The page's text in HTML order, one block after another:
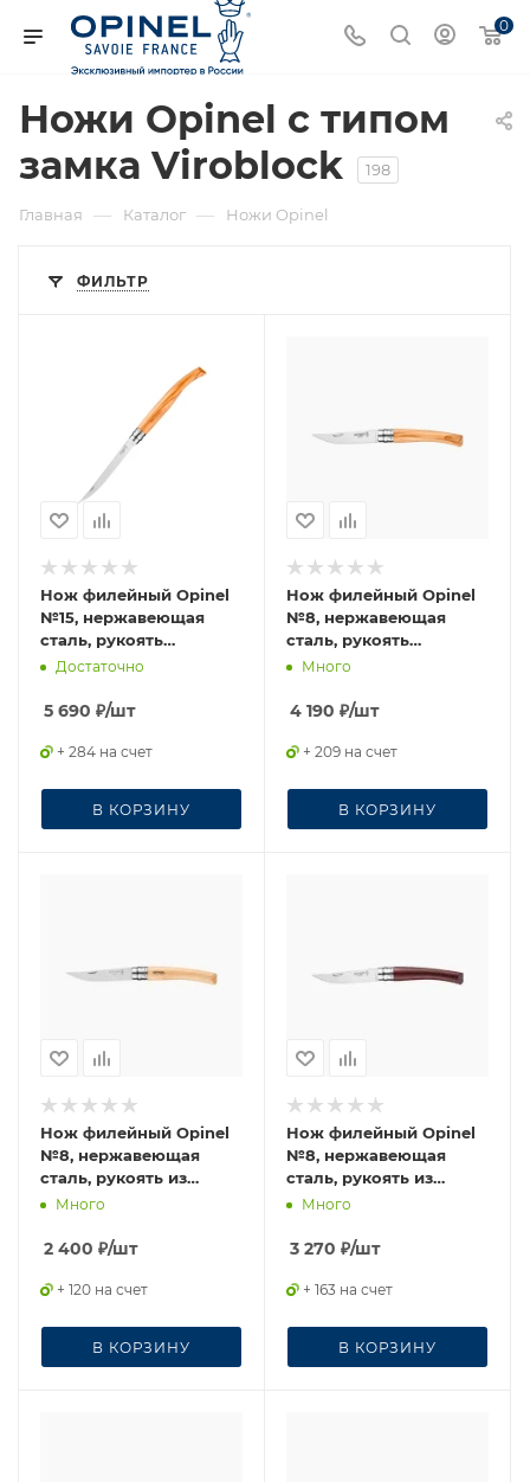
0
Ножи Opinel с типом
замка Viroblock
198
Главная — Каталог — Ножи Opinel
ФИЛЬТР
Нож филейный Opinel
№15, нержавеющая
сталь, рукоять
оливковое дерево
Достаточно
5 690 ₽/шт
+ 284 на счет
В КОРЗИНУ
Нож филейный Opinel
№8, нержавеющая
сталь, рукоять
оливковое дерево
Много
4 190 ₽/шт
+ 209 на счет
В КОРЗИНУ
Нож филейный Opinel
№8, нержавеющая
сталь, рукоять из
дерева бука
Много
2 400 ₽/шт
+ 120 на счет
В КОРЗИНУ
Нож филейный Opinel
№8, нержавеющая
сталь, рукоять из
падука
Много
3 270 ₽/шт
+ 163 на счет
В КОРЗИНУ